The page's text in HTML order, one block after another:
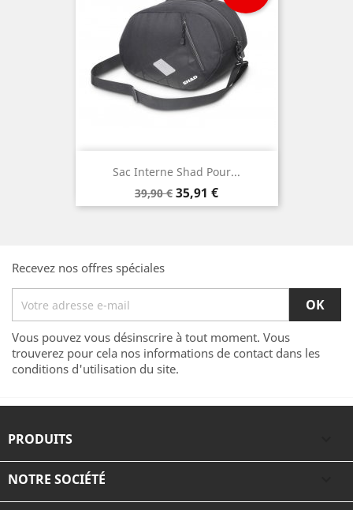
Sac Interne Shad Pour...
Prix
de
39,90 € Prix
35,91 €
Recevez nos offres spéciales
Vous pouvez vous désinscrire à tout moment. Vous
trouverez pour cela nos informations de contact dans les
conditions d'utilisation du site.
PRODUITS
NOTRE SOCIÉTÉ